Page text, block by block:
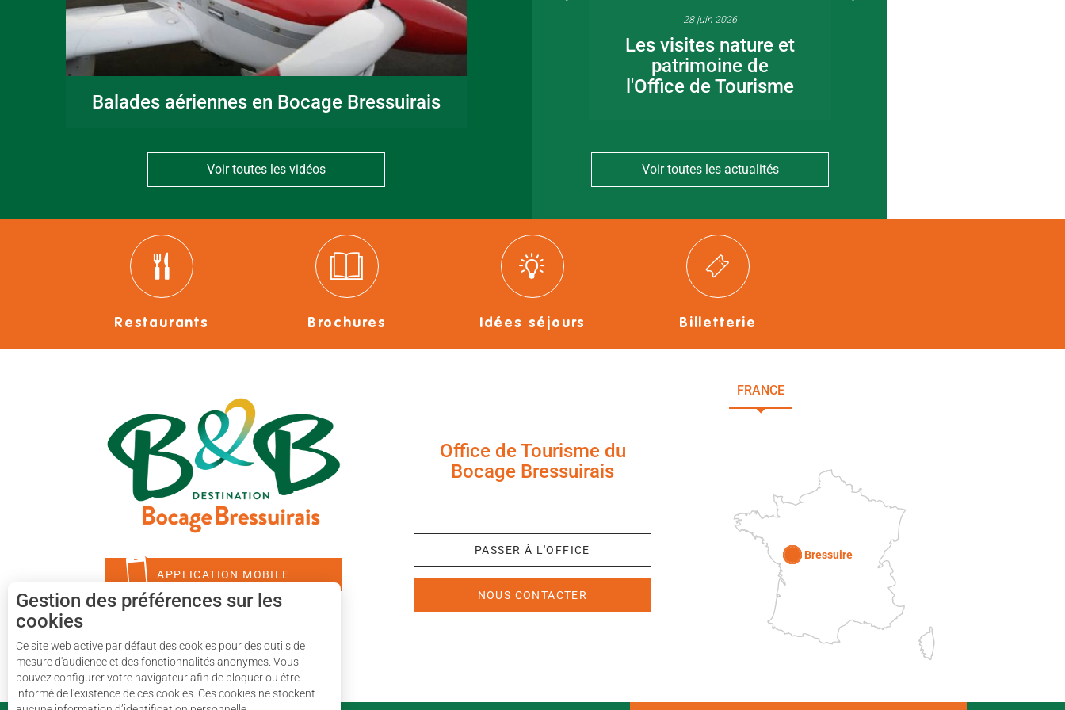
Balades aériennes en Bocage Bressuirais
Voir toutes les vidéos
16 juin 2026
Fête de la musique
28 juin 2026
Les visites nature et
patrimoine de
l'Office de Tourisme
Voir toutes les actualités
Restaurants Brochures Idées séjours Billetterie
APPLICATION MOBILE
Office de Tourisme du
Bocage Bressuirais
PASSER À L'OFFICE
NOUS CONTACTER
FRANCE
Bressuire
Gestion des préférences sur les
cookies
Ce site web active par défaut des cookies pour des outils de
mesure d'audience et des fonctionnalités anonymes. Vous
pouvez configurer votre navigateur afin de bloquer ou être
informé de l'existence de ces cookies. Ces cookies ne stockent